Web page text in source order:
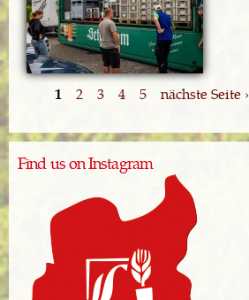
1 2 3 4 5 nächste Seite ›
Find us on Instagram